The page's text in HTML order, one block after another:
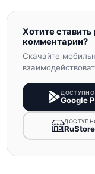
Хотите ставить
комментарии?
Скачайте
ДОСТУПНО
Google
RuStore